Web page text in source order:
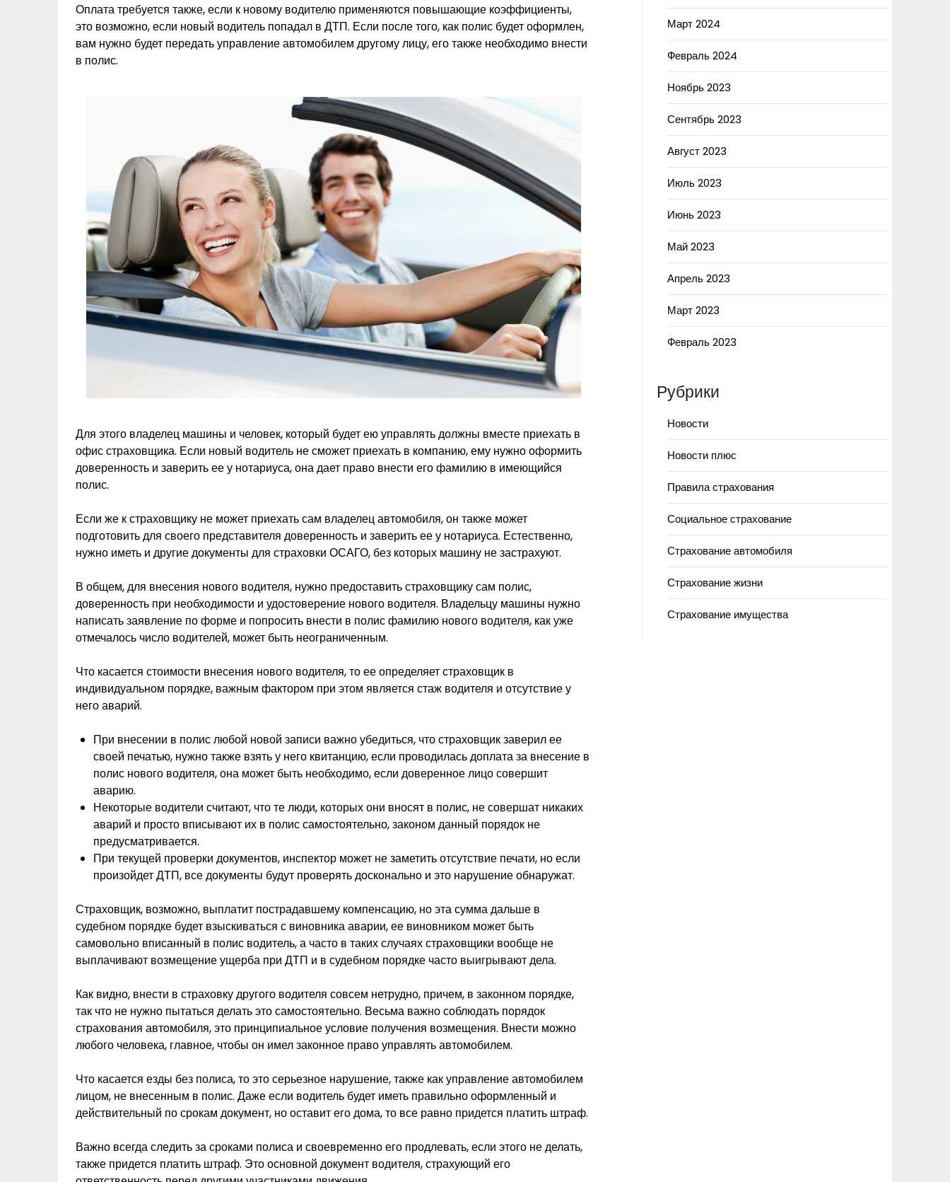
Оплата требуется также, если к новому водителю применяются повышающие коэффициенты,
это возможно, если новый водитель попадал в ДТП. Если после того, как полис будет оформлен,
вам нужно будет передать управление автомобилем другому лицу, его также необходимо внести
в полис.
Для этого владелец машины и человек, который будет ею управлять должны вместе приехать в
офис страховщика. Если новый водитель не сможет приехать в компанию, ему нужно оформить
доверенность и заверить ее у нотариуса, она дает право внести его фамилию в имеющийся
полис.
Если же к страховщику не может приехать сам владелец автомобиля, он также может
подготовить для своего представителя доверенность и заверить ее у нотариуса. Естественно,
нужно иметь и другие документы для страховки ОСАГО, без которых машину не застрахуют.
В общем, для внесения нового водителя, нужно предоставить страховщику сам полис,
доверенность при необходимости и удостоверение нового водителя. Владельцу машины нужно
написать заявление по форме и попросить внести в полис фамилию нового водителя, как уже
отмечалось число водителей, может быть неограниченным.
Что касается стоимости внесения нового водителя, то ее определяет страховщик в
индивидуальном порядке, важным фактором при этом является стаж водителя и отсутствие у
него аварий.
При внесении в полис любой новой записи важно убедиться, что страховщик заверил ее
своей печатью, нужно также взять у него квитанцию, если проводилась доплата за внесение в
полис нового водителя, она может быть необходимо, если доверенное лицо совершит
аварию.
Некоторые водители считают, что те люди, которых они вносят в полис, не совершат никаких
аварий и просто вписывают их в полис самостоятельно, законом данный порядок не
предусматривается.
При текущей проверки документов, инспектор может не заметить отсутствие печати, но если
произойдет ДТП, все документы будут проверять досконально и это нарушение обнаружат.
Страховщик, возможно, выплатит пострадавшему компенсацию, но эта сумма дальше в
судебном порядке будет взыскиваться с виновника аварии, ее виновником может быть
самовольно вписанный в полис водитель, а часто в таких случаях страховщики вообще не
выплачивают возмещение ущерба при ДТП и в судебном порядке часто выигрывают дела.
Как видно, внести в страховку другого водителя совсем нетрудно, причем, в законном порядке,
так что не нужно пытаться делать это самостоятельно. Весьма важно соблюдать порядок
страхования автомобиля, это принципиальное условие получения возмещения. Внести можно
любого человека, главное, чтобы он имел законное право управлять автомобилем.
Что касается езды без полиса, то это серьезное нарушение, также как управление автомобилем
лицом, не внесенным в полис. Даже если водитель будет иметь правильно оформленный и
действительный по срокам документ, но оставит его дома, то все равно придется платить штраф.
Важно всегда следить за сроками полиса и своевременно его продлевать, если этого не делать,
также придется платить штраф. Это основной документ водителя, страхующий его
Март 2024
Февраль 2024
Ноябрь 2023
Сентябрь 2023
Август 2023
Июль 2023
Июнь 2023
Май 2023
Апрель 2023
Март 2023
Февраль 2023
Рубрики
Новости
Новости плюс
Правила страхования
Социальное страхование
Страхование автомобиля
Страхование жизни
Страхование имущества